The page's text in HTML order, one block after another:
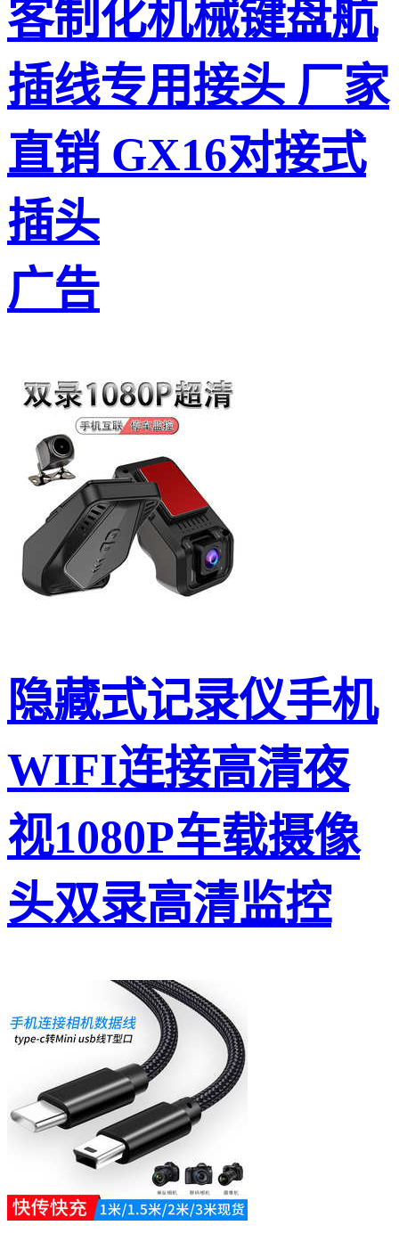
客制化机械键盘航
插线专用接头 厂家
直销 GX16对接式
插头
广告
隐藏式记录仪手机
WIFI连接高清夜
视1080P车载摄像
头双录高清监控